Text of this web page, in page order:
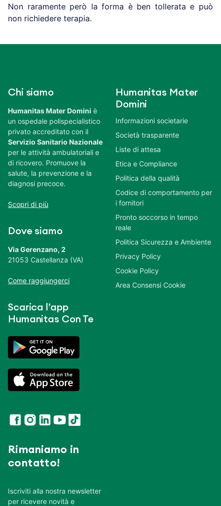
Non raramente però la forma è ben tollerata e può
non richiedere terapia.
Chi siamo
Humanitas Mater Domini è
un ospedale polispecialistico
privato accreditato con il
Servizio Sanitario Nazionale
per le attività ambulatoriali e
di ricovero. Promuove la
salute, la prevenzione e la
diagnosi precoce.
Scopri di più
Dove siamo
Via Gerenzano, 2
21053 Castellanza (VA)
Come raggiungerci
Scarica l’app
Humanitas Con Te
Rimaniamo in
contatto!
Iscriviti alla nostra newsletter
per ricevere novità e
Humanitas Mater
Domini
Informazioni societarie
Società trasparente
Liste di attesa
Etica e Compliance
Politica della qualità
Codice di comportamento per
i fornitori
Pronto soccorso in tempo
reale
Politica Sicurezza e Ambiente
Privacy Policy
Cookie Policy
Area Consensi Cookie